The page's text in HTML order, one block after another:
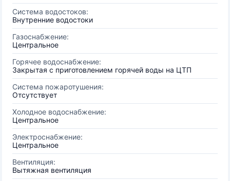
Система водостоков:
Внутренние водостоки
Газоснабжение:
Центральное
Горячее водоснабжение:
Закрытая с приготовлением горячей воды на ЦТП
Система пожаротушения:
Отсутствует
Холодное водоснабжение:
Центральное
Электроснабжение:
Центральное
Вентиляция:
Вытяжная вентиляция